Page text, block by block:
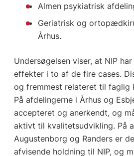
Almen psykiatrisk
Geriatrisk og
Århus.
Undersøgelsen viser, at NIP
effekter i to af de fire cases.
og fremmest relateret til faglig
På afdelingerne i Århus og
accepteret og anerkendt, og
aktivt til kvalitetsudvikling. På
Augustenborg og Randers er
afvisende holdning til NIP, og